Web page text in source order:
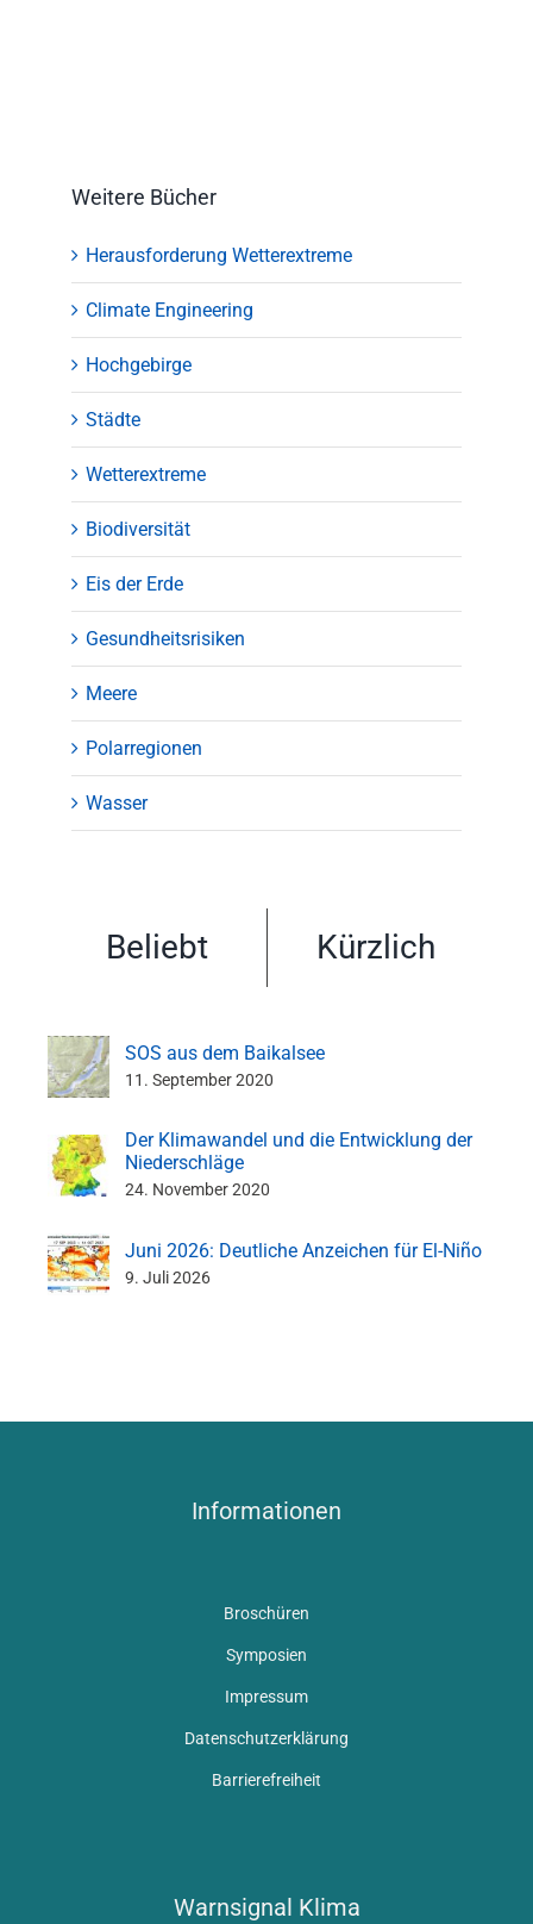
Weitere Bücher
Herausforderung Wetterextreme
Climate Engineering
Hochgebirge
Städte
Wetterextreme
Biodiversität
Eis der Erde
Gesundheitsrisiken
Meere
Polarregionen
Wasser
Beliebt Kürzlich
SOS aus dem Baikalsee
11. September 2020
Der Klimawandel und die Entwicklung der
Niederschläge
24. November 2020
Juni 2026: Deutliche Anzeichen für El-Niño
9. Juli 2026
Informationen
Broschüren
Symposien
Impressum
Datenschutzerklärung
Barrierefreiheit
Warnsignal Klima